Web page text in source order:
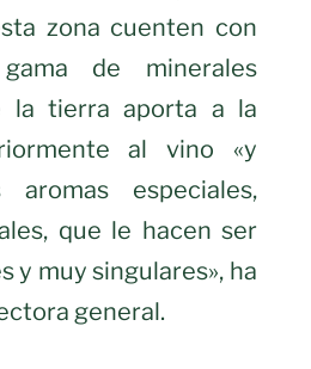
zona cuenten con
de minerales
la tierra aporta a la
al vino «y
aromas especiales,
que le hacen ser
y muy singulares», ha
general.